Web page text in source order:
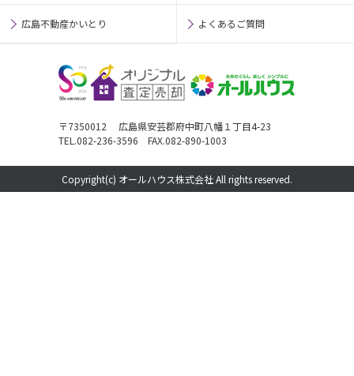
広島不動産かいとり よくあるご質問
〒7350012 広島県安芸郡府中町八幡１丁目4-23
TEL.082-236-3596 FAX.082-890-1003
Copyright(c) オールハウス株式会社 All rights reserved.